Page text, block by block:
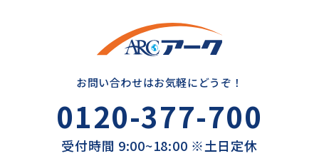
お問い合わせはお気軽にどうぞ！
0120-377-700
受付時間 9:00~18:00 ※土日定休